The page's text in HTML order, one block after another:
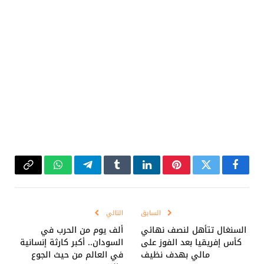
فيسبوكتويتر بينتيريستلينكدإنTumblrتيلقرامواتسابCopy
السابق
السنغال تتأهل لنصف نهائي
كأس إفريقيا بعد الفوز على
مالي بهدف نظيف
التالي
ألف يوم من الحرب في
السودان.. أكبر كارثة إنسانية
في العالم من حيث الجوع